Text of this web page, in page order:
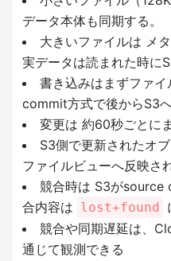
データ本体も同期する。
大きいファイルは メ
実データは読まれた時に
書き込みはまずファ
commit方式で後からS3へ
変更は 約60秒ごとに
S3側で更新されたオ
ファイルビューへ反映さ
競合時は S3がsource
合内容は lost+found
競合や同期遅延は、
通じて観測できる